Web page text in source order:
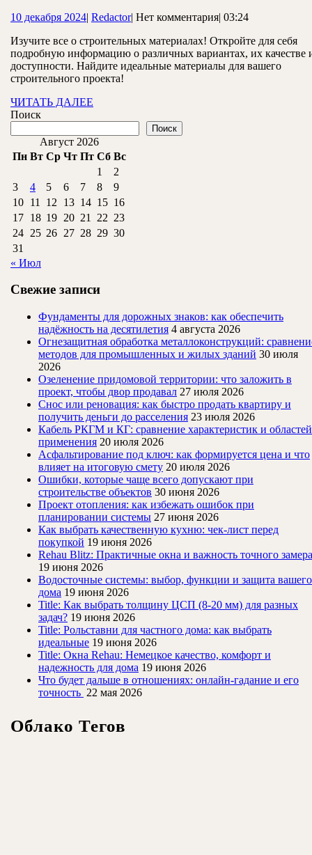
идеальному
дому:
выбор
10 декабря 202410
2024
| RedactorRedactor
| Нет комментария| 03:24
Изучите все о строительных материалах! Откройте для себя
подробную информацию о различных вариантах, их качестве
доступности. Найдите идеальные материалы для вашего
строительного проекта!
ЧИТАТЬ ДАЛЕЕ
Поиск
Поиск
Август 2026
Пн Вт Ср Чт Пт Сб Вс
1
2
3
4 5 6 7 8
9
10 11 12 13 14 15 16
17 18 19 20 21 22 23
24 25 26 27 28 29 30
31
« Июл
Свежие записи
Фундаменты для дорожных знаков: как обеспечить
надёжность на десятилетия 4 августа 2026
Огнезащитная обработка металлоконструкций:
методов для промышленных и жилых зданий 30 июля
2026
Озеленение придомовой территории: что заложить в
проект, чтобы двор продавал 27 июля 2026
Снос или реновация: как быстро продать квартиру и
получить деньги до расселения 23 июля 2026
Кабель РКГМ и КГ: сравнение характеристик и областей
применения 20 июля 2026
Асфальтирование под ключ: как формируется цена и что
влияет на итоговую смету 20 июля 2026
Ошибки, которые чаще всего допускают при
строительстве объектов 30 июня 2026
Проект отопления: как избежать ошибок при
планировании системы 27 июня 2026
Как выбрать качественную кухню: чек-лист перед
покупкой 19 июня 2026
Rehau Blitz: Практичные окна и важность точного замера
19 июня 2026
Водосточные системы: выбор, функции и защита вашего
дома 19 июня 2026
Title: Как выбрать толщину ЦСП (8-20 мм) для разных
задач? 19 июня 2026
Title: Рольставни для частного дома: как выбрать
идеальные 19 июня 2026
Title: Окна Rehau: Немецкое качество, комфорт и
надежность для дома 19 июня 2026
Что будет дальше в отношениях: онлайн-гадание и его
точность 22 мая 2026
Облако Тегов